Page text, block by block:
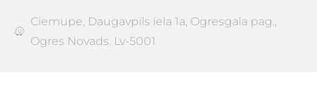
Ciemupe, Daugavpils iela 1a, Ogresgala pag.,
Ogres Novads. Lv-5001